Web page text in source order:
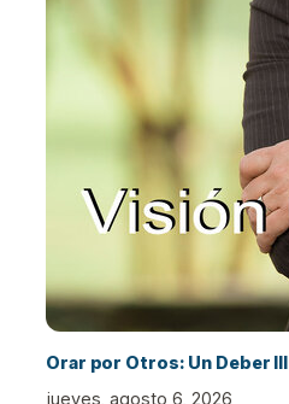
Orar por Otros: Un Deber III
jueves, agosto 6, 2026